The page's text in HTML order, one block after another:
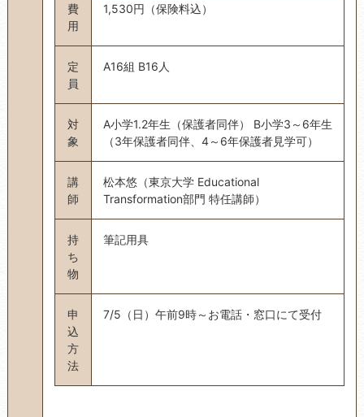
費
用
1,530円（保険料込）
定
員
A16組 B16人
対
象
A小学1.2年生（保護者同伴） B小学3～6年生
（3年保護者同伴、4～6年保護者見学可）
講
師
松本悠（東京大学 Educational
Transformation部門 特任講師）
持
ち
物
筆記用具
申
込
方
法
7/5（日）午前9時～お電話・窓口にて受付